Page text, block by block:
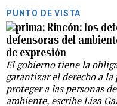
PUNTO DE VISTA
Rincón: los
defensoras del
de expresión
El gobierno tiene la
garantizar el derecho a la
proteger a las personas
ambiente, escribe Liza